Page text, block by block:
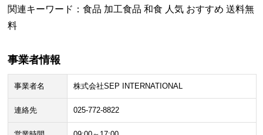
関連キーワード：食品 加工食品 和食 人気 おすすめ 送料無
料
事業者情報
事業者名 株式会社SEP INTERNATIONAL
連絡先 025-772-8822